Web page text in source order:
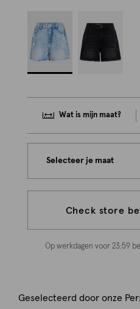
Wat is mijn maat?
Selecteer je maat
Check store
Op werkdagen voor 23:59
Geselecteerd door onze